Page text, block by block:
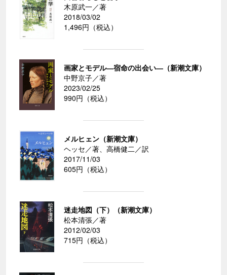
木原武一／著
2018/03/02
1,496円（税込）
画家とモデル―宿命の出会い―（新潮文庫）
中野京子／著
2023/02/25
990円（税込）
メルヒェン（新潮文庫）
ヘッセ／著、高橋健二／訳
2017/11/03
605円（税込）
迷走地図（下）（新潮文庫）
松本清張／著
2012/02/03
715円（税込）